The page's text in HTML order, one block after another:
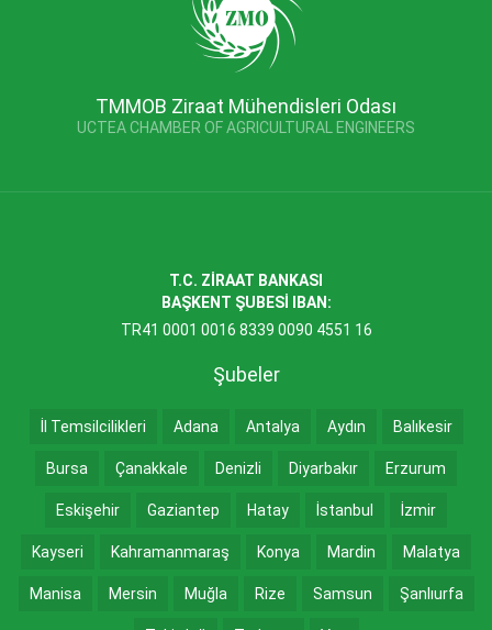
TMMOB Ziraat Mühendisleri Odası
UCTEA CHAMBER OF AGRICULTURAL ENGINEERS
T.C. ZİRAAT BANKASI
BAŞKENT ŞUBESİ IBAN:
TR41 0001 0016 8339 0090 4551 16
Şubeler
İl Temsilcilikleri Adana Antalya Aydın Balıkesir
Bursa Çanakkale Denizli Diyarbakır Erzurum
Eskişehir Gaziantep Hatay İstanbul İzmir
Kayseri Kahramanmaraş Konya Mardin Malatya
Manisa Mersin Muğla Rize Samsun Şanlıurfa